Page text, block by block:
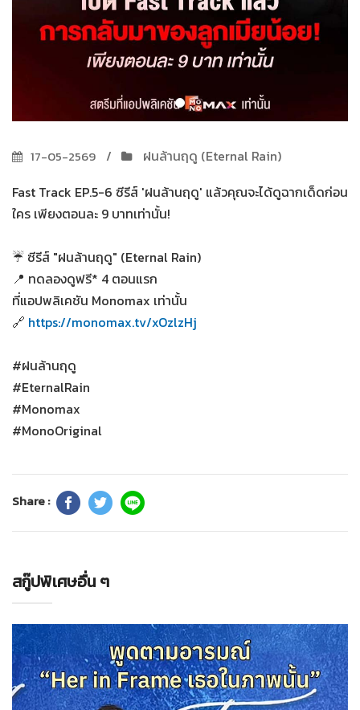
17-05-2569
ฝนล้านฤดู (Eternal Rain)
Fast Track EP.5-6 ซีรีส์ 'ฝนล้านฤดู' แล้วคุณจะได้ดูฉากเด็ดก่อน
ใคร เพียงตอนละ 9 บาทเท่านั้น!
☔ ซีรีส์ "ฝนล้านฤดู" (Eternal Rain)
📍 ทดลองดูฟรี* 4 ตอนแรก
ที่แอปพลิเคชัน Monomax เท่านั้น
🔗 https://monomax.tv/xOzlzHj
#ฝนล้านฤดู
#EternalRain
#Monomax
#MonoOriginal
Share :
สกู๊ปพิเศษอื่น ๆ